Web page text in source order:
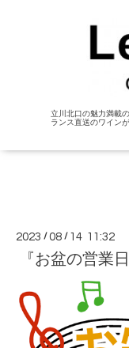
立川北口の魅力満載
ランス直送のワイン
2023 /08 / 14 11:32
『お盆の営業